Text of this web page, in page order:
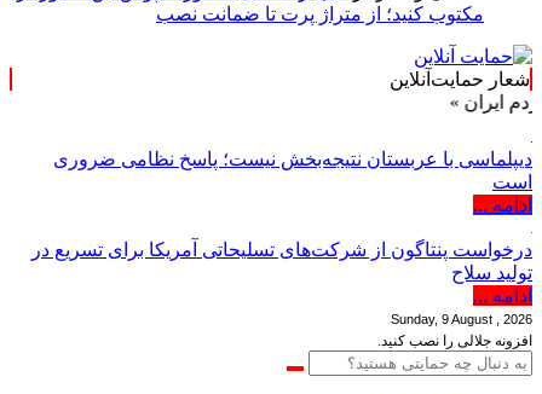
مکتوب کنید؛ از متراژ پرت تا ضمانت نصب
شعار حمایت‌آنلاین
»
دیپلماسی با عربستان نتیجه‌بخش نیست؛ پاسخ نظامی ضروری
است
ادامه ...
درخواست پنتاگون از شرکت‌های تسلیحاتی آمریکا برای تسریع در
تولید سلاح
ادامه ...
Sunday, 9 August , 2026
افزونه جلالی را نصب کنید.